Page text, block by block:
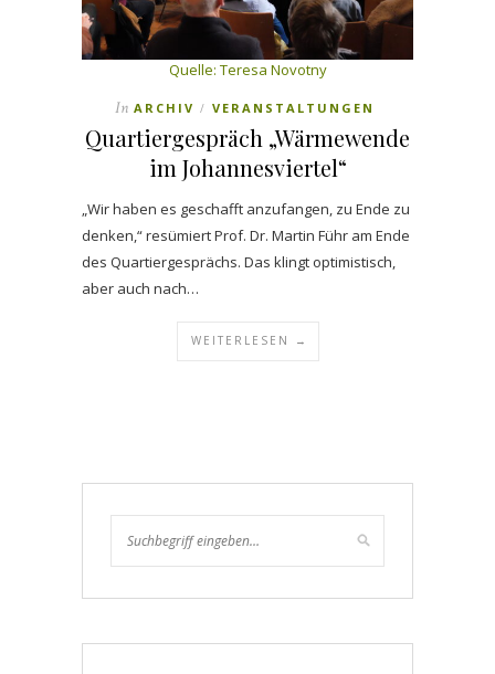
Quelle: Teresa Novotny
In ARCHIV / VERANSTALTUNGEN
Quartiergespräch „Wärmewende
im Johannesviertel“
„Wir haben es geschafft anzufangen, zu Ende zu
denken,“ resümiert Prof. Dr. Martin Führ am Ende
des Quartiergesprächs. Das klingt optimistisch,
aber auch nach…
WEITERLESEN →